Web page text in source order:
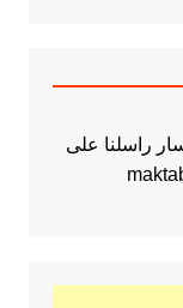
راسلنا على